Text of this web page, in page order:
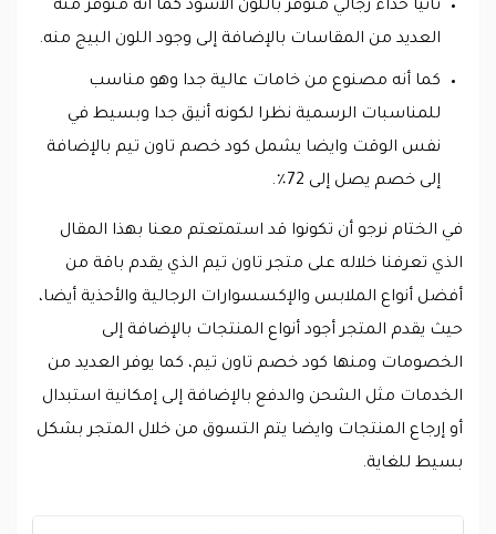
ثانيا حذاء رجالي متوفر باللون الأسود كما أنه متوفر منه
العديد من المقاسات بالإضافة إلى وجود اللون البيج منه.
كما أنه مصنوع من خامات عالية جدا وهو مناسب
للمناسبات الرسمية نظرا لكونه أنيق جدا وبسيط في
نفس الوقت وايضا يشمل كود خصم تاون تيم بالإضافة
إلى خصم يصل إلى 72٪.
في الختام نرجو أن تكونوا قد استمتعتم معنا بهذا المقال
الذي تعرفنا خلاله على متجر تاون تيم الذي يقدم باقة من
أفضل أنواع الملابس والإكسسوارات الرجالية والأحذية أيضا،
حيث يقدم المتجر أجود أنواع المنتجات بالإضافة إلى
الخصومات ومنها كود خصم تاون تيم، كما يوفر العديد من
الخدمات مثل الشحن والدفع بالإضافة إلى إمكانية استبدال
أو إرجاع المنتجات وايضا يتم التسوق من خلال المتجر بشكل
بسيط للغاية.